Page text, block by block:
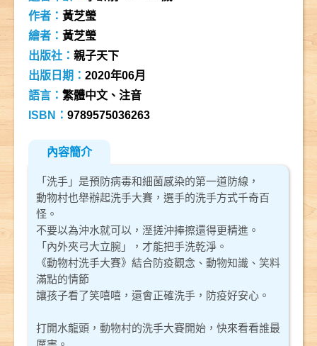
作者：黃芝瑩
繪者：黃芝瑩
出版社：親子天下
出版日期：2020年06月
語言：繁體中文、注音
ISBN：9789575036263
內容簡介
「洗手」是預防病毒和細菌感染的第一道防線，
動物村也舉辦起洗手大賽，選手的洗手方式千奇百
怪。
不要以為沖水就可以，溼搓沖捧擦還得更精進。
「內外夾弓大立腕」，才能把手洗乾淨。
《動物村洗手大賽》結合防疫觀念、動物知識、笑料
滿點的情節
讓孩子看了笑嘻嘻，還會正確洗手，防疫好安心。
打開水龍頭，動物村的洗手大賽開始，快來看看誰最